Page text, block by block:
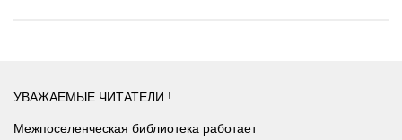
Межпоселенческая библиотека
Информационно-библиографический отдел
УВАЖАЕМЫЕ ЧИТАТЕЛИ !
Межпоселенческая библиотека работает